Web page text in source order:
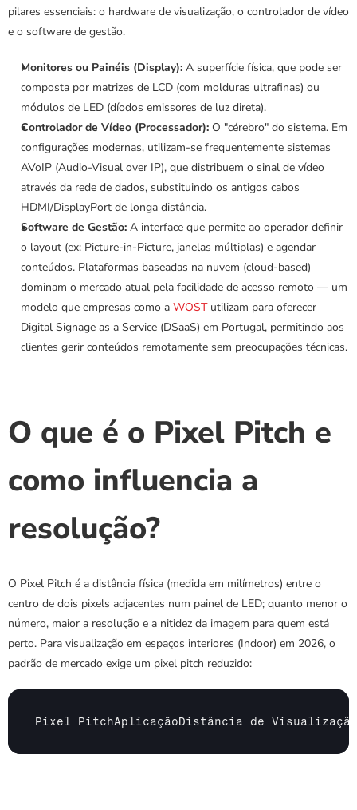
pilares essenciais: o hardware de visualização, o controlador de vídeo
e o software de gestão.
Monitores ou Painéis (Display): A superfície física, que pode ser
composta por matrizes de LCD (com molduras ultrafinas) ou
módulos de LED (díodos emissores de luz direta).
Controlador de Vídeo (Processador): O "cérebro" do sistema. Em
configurações modernas, utilizam-se frequentemente sistemas
AVoIP (Audio-Visual over IP), que distribuem o sinal de vídeo
através da rede de dados, substituindo os antigos cabos
HDMI/DisplayPort de longa distância.
Software de Gestão: A interface que permite ao operador definir
o layout (ex: Picture-in-Picture, janelas múltiplas) e agendar
conteúdos. Plataformas baseadas na nuvem (cloud-based)
dominam o mercado atual pela facilidade de acesso remoto — um
modelo que empresas como a WOST utilizam para oferecer
Digital Signage as a Service (DSaaS) em Portugal, permitindo aos
clientes gerir conteúdos remotamente sem preocupações técnicas.
O que é o Pixel Pitch e
como influencia a
resolução?
O Pixel Pitch é a distância física (medida em milímetros) entre o
centro de dois pixels adjacentes num painel de LED; quanto menor o
número, maior a resolução e a nitidez da imagem para quem está
perto. Para visualização em espaços interiores (Indoor) em 2026, o
padrão de mercado exige um pixel pitch reduzido:
Pixel PitchAplicaçãoDistância de